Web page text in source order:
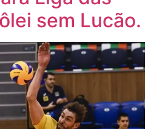
sem Lucão.